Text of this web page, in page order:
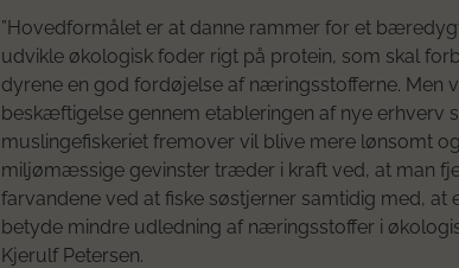
”Hovedformålet er at danne rammer for et
udvikle økologisk foder rigt på protein, som skal
dyrene en god fordøjelse af næringsstofferne. Men
beskæftigelse gennem etableringen af nye erhverv
muslingefiskeriet fremover vil blive mere lønsomt
miljømæssige gevinster træder i kraft ved, at man
farvandene ved at fiske søstjerner samtidig med, at
betyde mindre udledning af næringsstoffer i
Kjerulf Petersen.